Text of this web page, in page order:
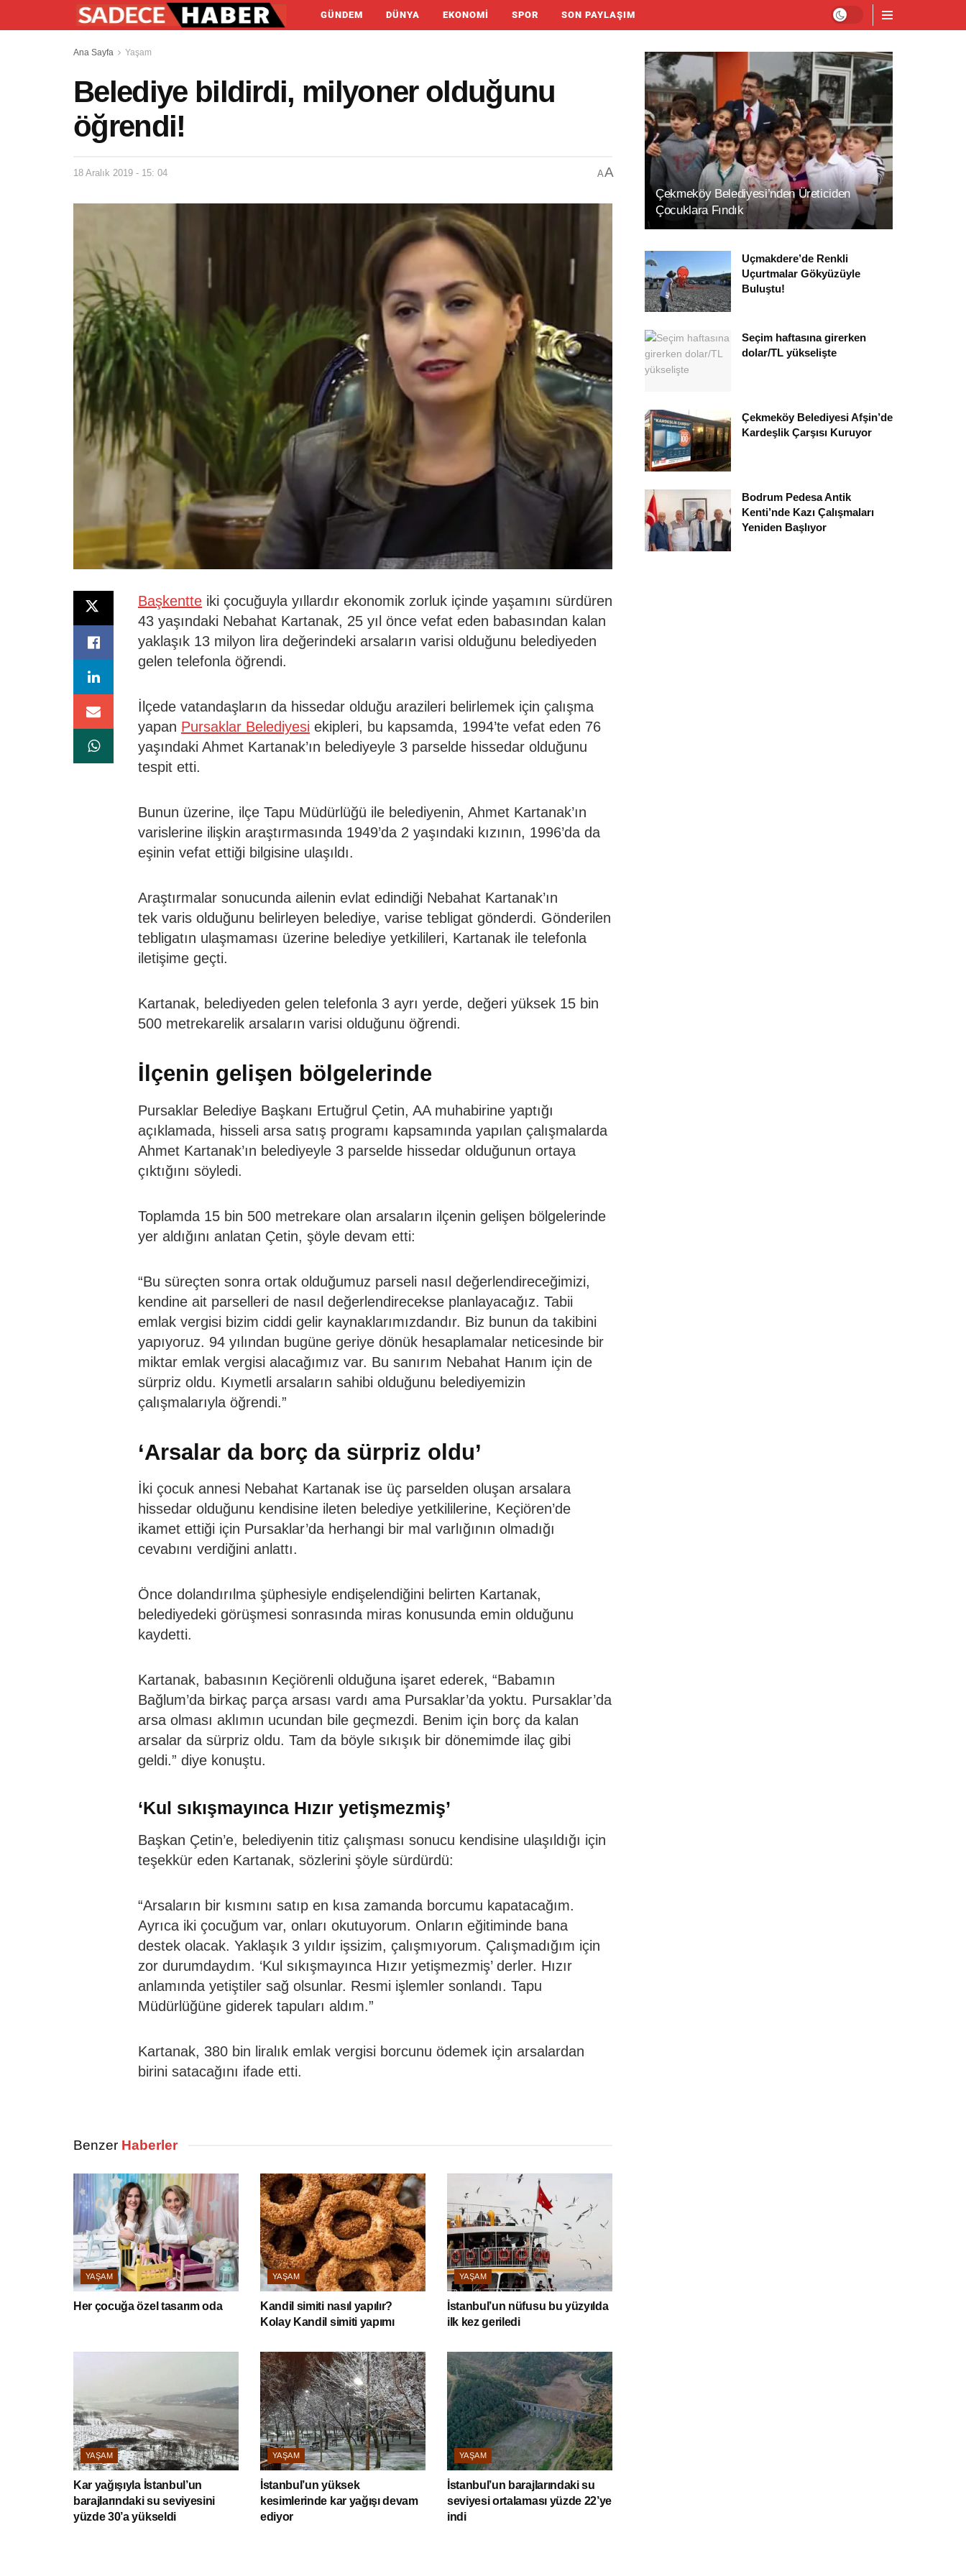
GÜNDEM DÜNYA EKONOMI SPOR SON PAYLAŞIM
Ana Sayfa Yaşam
Belediye bildirdi, milyoner olduğunu
öğrendi!
18 Aralık 2019 - 15: 04 AA
Başkentte iki çocuğuyla yıllardır ekonomik zorluk içinde yaşamını sürdüren
43 yaşındaki Nebahat Kartanak, 25 yıl önce vefat eden babasından kalan
yaklaşık 13 milyon lira değerindeki arsaların varisi olduğunu belediyeden
gelen telefonla öğrendi.
İlçede vatandaşların da hissedar olduğu arazileri belirlemek için çalışma
yapan Pursaklar Belediyesi ekipleri, bu kapsamda, 1994’te vefat eden 76
yaşındaki Ahmet Kartanak’ın belediyeyle 3 parselde hissedar olduğunu
tespit etti.
Bunun üzerine, ilçe Tapu Müdürlüğü ile belediyenin, Ahmet Kartanak’ın
varislerine ilişkin araştırmasında 1949’da 2 yaşındaki kızının, 1996’da da
eşinin vefat ettiği bilgisine ulaşıldı.
Araştırmalar sonucunda ailenin evlat edindiği Nebahat Kartanak’ın
tek varis olduğunu belirleyen belediye, varise tebligat gönderdi. Gönderilen
tebligatın ulaşmaması üzerine belediye yetkilileri, Kartanak ile telefonla
iletişime geçti.
Kartanak, belediyeden gelen telefonla 3 ayrı yerde, değeri yüksek 15 bin
500 metrekarelik arsaların varisi olduğunu öğrendi.
İlçenin gelişen bölgelerinde
Pursaklar Belediye Başkanı Ertuğrul Çetin, AA muhabirine yaptığı
açıklamada, hisseli arsa satış programı kapsamında yapılan çalışmalarda
Ahmet Kartanak’ın belediyeyle 3 parselde hissedar olduğunun ortaya
çıktığını söyledi.
Toplamda 15 bin 500 metrekare olan arsaların ilçenin gelişen bölgelerinde
yer aldığını anlatan Çetin, şöyle devam etti:
“Bu süreçten sonra ortak olduğumuz parseli nasıl değerlendireceğimizi,
kendine ait parselleri de nasıl değerlendirecekse planlayacağız. Tabii
emlak vergisi bizim ciddi gelir kaynaklarımızdandır. Biz bunun da takibini
yapıyoruz. 94 yılından bugüne geriye dönük hesaplamalar neticesinde bir
miktar emlak vergisi alacağımız var. Bu sanırım Nebahat Hanım için de
sürpriz oldu. Kıymetli arsaların sahibi olduğunu belediyemizin
çalışmalarıyla öğrendi.”
‘Arsalar da borç da sürpriz oldu’
İki çocuk annesi Nebahat Kartanak ise üç parselden oluşan arsalara
hissedar olduğunu kendisine ileten belediye yetkililerine, Keçiören’de
ikamet ettiği için Pursaklar’da herhangi bir mal varlığının olmadığı
cevabını verdiğini anlattı.
Önce dolandırılma şüphesiyle endişelendiğini belirten Kartanak,
belediyedeki görüşmesi sonrasında miras konusunda emin olduğunu
kaydetti.
Kartanak, babasının Keçiörenli olduğuna işaret ederek, “Babamın
Bağlum’da birkaç parça arsası vardı ama Pursaklar’da yoktu. Pursaklar’da
arsa olması aklımın ucundan bile geçmezdi. Benim için borç da kalan
arsalar da sürpriz oldu. Tam da böyle sıkışık bir dönemimde ilaç gibi
geldi.” diye konuştu.
‘Kul sıkışmayınca Hızır yetişmezmiş’
Başkan Çetin’e, belediyenin titiz çalışması sonucu kendisine ulaşıldığı için
teşekkür eden Kartanak, sözlerini şöyle sürdürdü:
“Arsaların bir kısmını satıp en kısa zamanda borcumu kapatacağım.
Ayrıca iki çocuğum var, onları okutuyorum. Onların eğitiminde bana
destek olacak. Yaklaşık 3 yıldır işsizim, çalışmıyorum. Çalışmadığım için
zor durumdaydım. ‘Kul sıkışmayınca Hızır yetişmezmiş’ derler. Hızır
anlamında yetiştiler sağ olsunlar. Resmi işlemler sonlandı. Tapu
Müdürlüğüne giderek tapuları aldım.”
Kartanak, 380 bin liralık emlak vergisi borcunu ödemek için arsalardan
birini satacağını ifade etti.
Benzer Haberler
YAŞAM
Her çocuğa özel tasarım oda
YAŞAM
Kandil simiti nasıl yapılır?
Kolay Kandil simiti yapımı
YAŞAM
İstanbul’un nüfusu bu yüzyılda
ilk kez geriledi
YAŞAM
Kar yağışıyla İstanbul’un
barajlarındaki su seviyesini
yüzde 30’a yükseldi
YAŞAM
İstanbul’un yüksek
kesimlerinde kar yağışı devam
ediyor
YAŞAM
İstanbul’un barajlarındaki su
seviyesi ortalaması yüzde 22’ye
indi
Çekmeköy Belediyesi’nden Üreticiden
Çocuklara Fındık
Uçmakdere’de Renkli
Uçurtmalar Gökyüzüyle
Buluştu!
Seçim haftasına girerken
dolar/TL yükselişte
Çekmeköy Belediyesi Afşin’de
Kardeşlik Çarşısı Kuruyor
Bodrum Pedesa Antik
Kenti’nde Kazı Çalışmaları
Yeniden Başlıyor